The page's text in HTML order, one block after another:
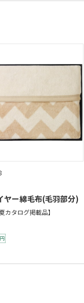
ヤー綿毛布(毛羽部分)
カタログ掲載品】